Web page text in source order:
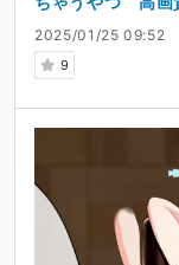
2025/01/25 09:52
9